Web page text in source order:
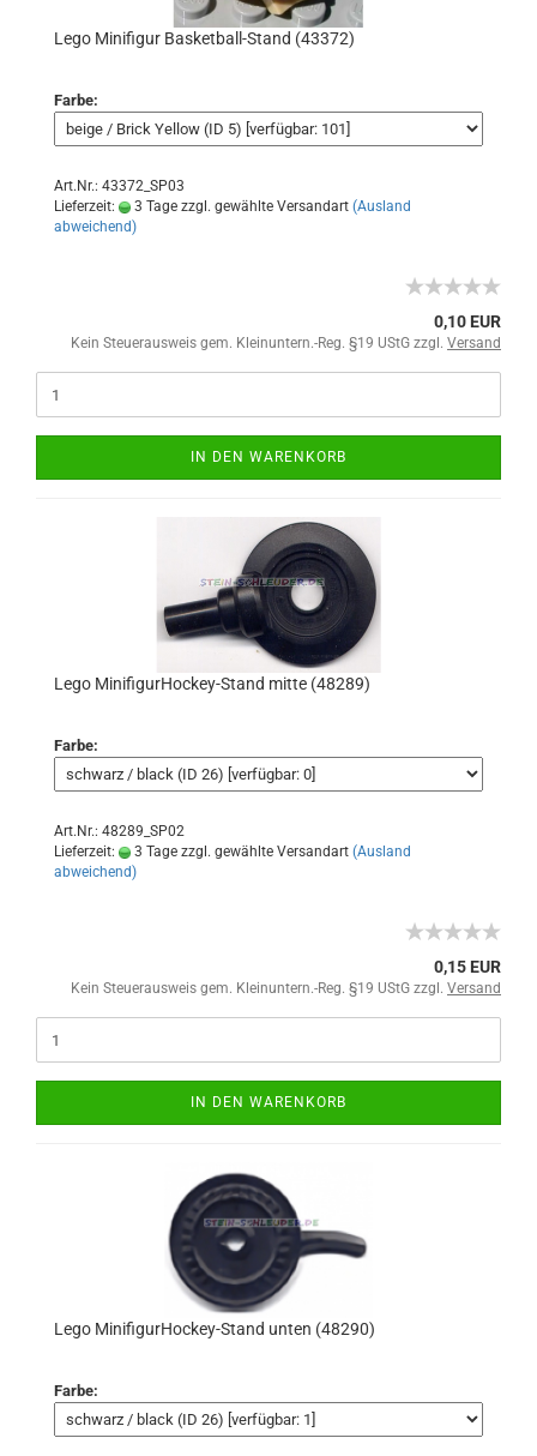
Lego Minifigur Basketball-Stand (43372)
Farbe:
Art.Nr.: 43372_SP03
Lieferzeit:
3 Tage zzgl. gewählte Versandart (Ausland
abweichend)
0,10 EUR
Kein Steuerausweis gem. Kleinuntern.-Reg. §19 UStG zzgl. Versand
IN DEN WARENKORB
Lego MinifigurHockey-Stand mitte (48289)
Farbe:
Art.Nr.: 48289_SP02
Lieferzeit:
3 Tage zzgl. gewählte Versandart (Ausland
abweichend)
0,15 EUR
Kein Steuerausweis gem. Kleinuntern.-Reg. §19 UStG zzgl. Versand
IN DEN WARENKORB
Lego MinifigurHockey-Stand unten (48290)
Farbe: